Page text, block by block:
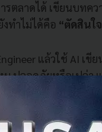
รตลาดได้ เขียนบทค
ทำไม่ได้คือ “ตัดสินใ
แล้วใช้ AI เขี
ปลอดภัยหรือเปล่า